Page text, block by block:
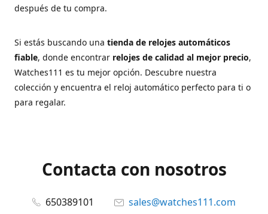
después de tu compra.
Si estás buscando una tienda de relojes automáticos
fiable, donde encontrar relojes de calidad al mejor precio,
Watches111 es tu mejor opción. Descubre nuestra
colección y encuentra el reloj automático perfecto para ti o
para regalar.
Contacta con nosotros
650389101
sales@watches111.com